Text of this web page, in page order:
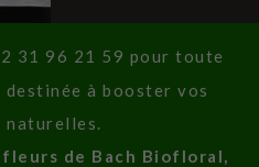
31 96 21 59 pour toute
destinée à booster vos
naturelles.
de Bach Biofloral,